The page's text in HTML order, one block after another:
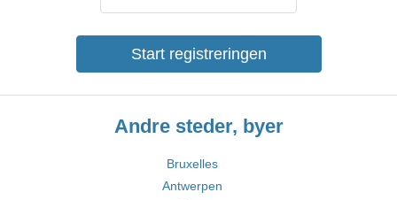
Start registreringen
Andre steder, byer
Bruxelles
Antwerpen